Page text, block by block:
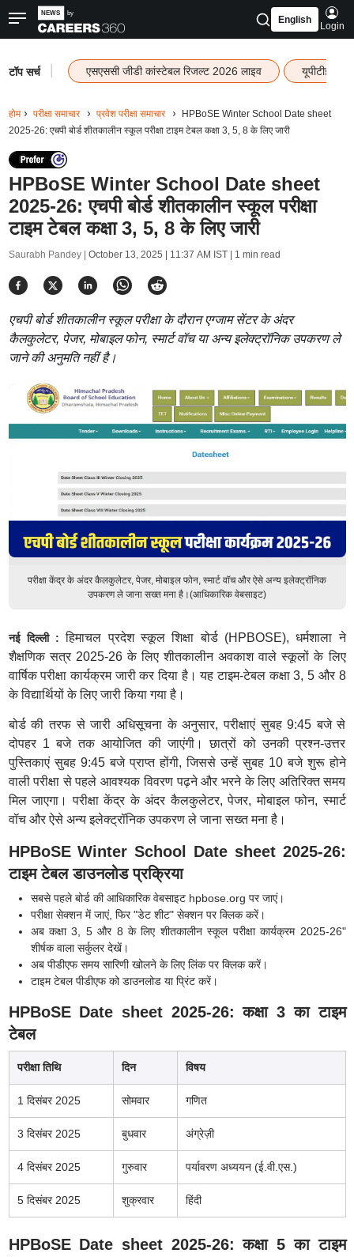
English
Login
टॉप सर्च एसएससी जीडी कांस्टेबल रिजल्ट 2026 लाइव यूपीटीईटी
होम परीक्षा समाचार प्रवेश परीक्षा समाचार
HPBoSE Winter School Date sheet
2025-26: एचपी बोर्ड शीतकालीन स्कूल परीक्षा टाइम टेबल कक्षा 3, 5, 8 के लिए जारी
HPBoSE Winter School Date sheet
2025-26: एचपी बोर्ड शीतकालीन स्कूल परीक्षा
टाइम टेबल कक्षा 3, 5, 8 के लिए जारी
Saurabh Pandey | October 13, 2025 | 11:37 AM IST| 1 min read
एचपी बोर्ड शीतकालीन स्कूल परीक्षा के दौरान एग्जाम सेंटर के अंदर
कैलकुलेटर, पेजर, मोबाइल फोन, स्मार्ट वॉच या अन्य इलेक्ट्रॉनिक उपकरण ले
जाने की अनुमति नहीं है।
परीक्षा केंद्र के अंदर कैलकुलेटर, पेजर, मोबाइल फोन, स्मार्ट वॉच और ऐसे अन्य इलेक्ट्रॉनिक
उपकरण ले जाना सख्त मना है।(आधिकारिक वेबसाइट)
नई दिल्ली :हिमाचल प्रदेश स्कूल शिक्षा बोर्ड (HPBOSE), धर्मशाला ने
शैक्षणिक सत्र 2025-26 के लिए शीतकालीन अवकाश वाले स्कूलों के लिए
वार्षिक परीक्षा कार्यक्रम जारी कर दिया है। यह टाइम-टेबल कक्षा 3, 5 और 8
के विद्यार्थियों के लिए जारी किया गया है।
बोर्ड की तरफ से जारी अधिसूचना के अनुसार, परीक्षाएं सुबह 9:45 बजे से
दोपहर 1 बजे तक आयोजित की जाएंगी। छात्रों को उनकी प्रश्न-उत्तर
पुस्तिकाएं सुबह 9:45 बजे प्राप्त होंगी, जिससे उन्हें सुबह 10 बजे शुरू होने
वाली परीक्षा से पहले आवश्यक विवरण पढ़ने और भरने के लिए अतिरिक्त समय
मिल जाएगा। परीक्षा केंद्र के अंदर कैलकुलेटर, पेजर, मोबाइल फोन, स्मार्ट
वॉच और ऐसे अन्य इलेक्ट्रॉनिक उपकरण ले जाना सख्त मना है।
HPBoSE Winter School Date sheet 2025-26:
टाइम टेबल डाउनलोड प्रक्रिया
सबसे पहले बोर्ड की आधिकारिक वेबसाइट hpbose.org पर जाएं।
परीक्षा सेक्शन में जाएं, फिर "डेट शीट" सेक्शन पर क्लिक करें।
अब कक्षा 3, 5 और 8 के लिए शीतकालीन स्कूल परीक्षा कार्यक्रम 2025-26"
शीर्षक वाला सर्कुलर देखें।
अब पीडीएफ समय सारिणी खोलने के लिए लिंक पर क्लिक करें।
टाइम टेबल पीडीएफ को डाउनलोड या प्रिंट करें।
HPBoSE Date sheet 2025-26: कक्षा 3 का टाइम
टेबल
परीक्षा तिथि दिन विषय
1 दिसंबर 2025 सोमवार गणित
3 दिसंबर 2025 बुधवार अंग्रेज़ी
4 दिसंबर 2025 गुरुवार पर्यावरण अध्ययन (ई.वी.एस.)
5 दिसंबर 2025 शुक्रवार हिंदी
HPBoSE Date sheet 2025-26: कक्षा 5 का टाइम